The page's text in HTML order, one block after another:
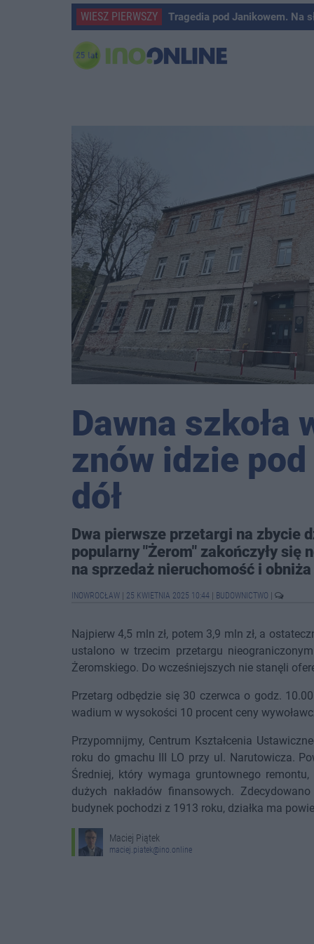
WIESZ PIERWSZY Tragedia pod Janikowem. Na
Dawna szkoła
znów idzie pod
dół
Dwa pierwsze przetargi na zbycie
popularny "Żerom" zakończyły
na sprzedaż nieruchomość i
INOWROCŁAW 25 KWIETNIA 2025 10:44 BUDOWNICTWO
Najpierw 4,5 mln zł, potem 3,9 mln zł, a
ustalono w trzecim przetargu
Żeromskiego. Do wcześniejszych nie stanęli
Przetarg odbędzie się 30 czerwca o godz.
wadium w wysokości 10 procent ceny
Przypomnijmy, Centrum Kształcenia
roku do gmachu III LO przy ul. Narutowicza.
Średniej, który wymaga gruntownego
dużych nakładów finansowych.
budynek pochodzi z 1913 roku, działka ma
Maciej Piątek
maciej.piatek@ino.online